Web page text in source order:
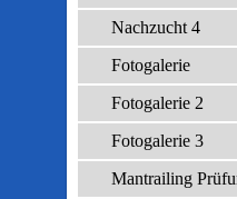
Nachzucht 4
Fotogalerie
Fotogalerie 2
Fotogalerie 3
Mantrailing